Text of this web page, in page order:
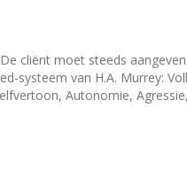
cliënt moet steeds
systeem van H.A. Murrey:
Autonomie,